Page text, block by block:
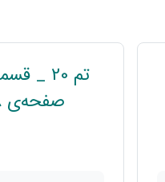
صفحه‌ی 138